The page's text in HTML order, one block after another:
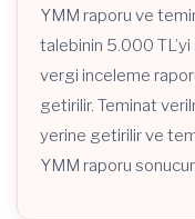
YMM raporu ve
talebinin 5.000 TL’yi
vergi inceleme
getirilir. Teminat
yerine getirilir ve
YMM raporu